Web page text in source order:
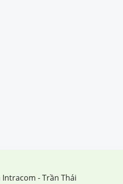
Intracom - Trần Thái